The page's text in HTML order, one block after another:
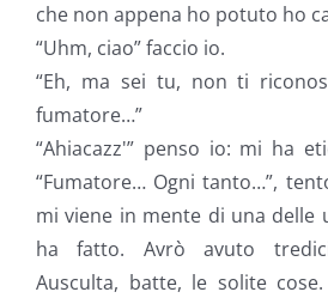
che non appena ho potuto ho
“Uhm, ciao” faccio io.
“Eh, ma sei tu, non ti
fumatore…”
“Ahiacazz'” penso io: mi ha
“Fumatore… Ogni tanto…”,
mi viene in mente di una delle
ha fatto. Avrò avuto
Ausculta, batte, le solite